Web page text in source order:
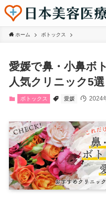
ホーム ボトックス
愛媛で鼻・小鼻ボ
人気クリニック5
ボトックス 愛媛 2024